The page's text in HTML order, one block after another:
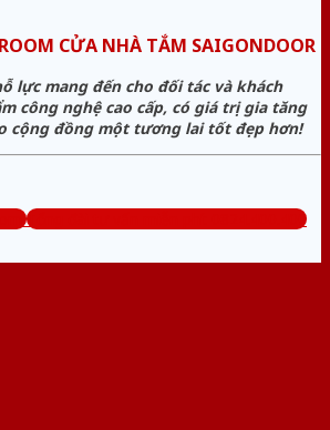
CỬA NHÀ TẮM SAIGONDOOR
lực mang đến cho đối tác và khách
công nghệ cao cấp, có giá trị gia tăng
cộng đồng một tương lai tốt đẹp hơn!
Tổng đài tư vấn miễn phí: 0824.400.400